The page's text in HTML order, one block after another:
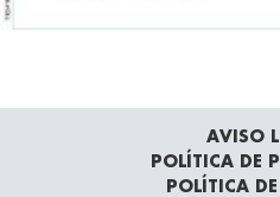
AVISO
POLÍTICA DE
POLÍTICA